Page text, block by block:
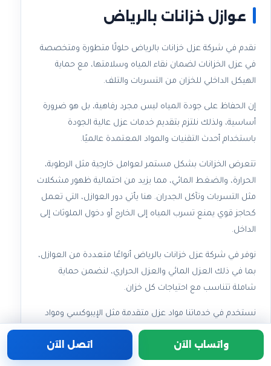
عوازل خزانات بالرياض
نقدم في شركة عزل خزانات بالرياض حلولًا متطورة ومتخصصة
في عزل الخزانات لضمان نقاء المياه وسلامتها، مع حماية
الهيكل الداخلي للخزان من التسربات والتلف.
إن الحفاظ على جودة المياه ليس مجرد رفاهية، بل هو ضرورة
أساسية، ولذلك نلتزم بتقديم خدمات عزل عالية الجودة
باستخدام أحدث التقنيات والمواد المعتمدة عالميًا.
تتعرض الخزانات بشكل مستمر لعوامل خارجية مثل الرطوبة،
الحرارة، والضغط المائي، مما يزيد من احتمالية ظهور مشكلات
مثل التسربات وتآكل الجدران. هنا يأتي دور العوازل، التي تعمل
كحاجز قوي يمنع تسرب المياه إلى الخارج أو دخول الملوثات إلى
الداخل.
نوفر في شركة عزل خزانات بالرياض أنواعًا متعددة من العوازل،
بما في ذلك العزل المائي والعزل الحراري، لنضمن حماية
شاملة تتناسب مع احتياجات كل خزان.
نستخدم في خدماتنا مواد عزل متقدمة مثل الإيبوكسي ومواد
العزل المطاطي، التي تتميز بقدرتها العالية على مقاومة التآكل
وتأثيرات المواد الكيميائية. هذه المواد تضمن بقاء الخزان في
حالة مثالية لفترة طويلة، مع الحفاظ على نقاء المياه المخزنة.
واتساب الآن اتصل الآن